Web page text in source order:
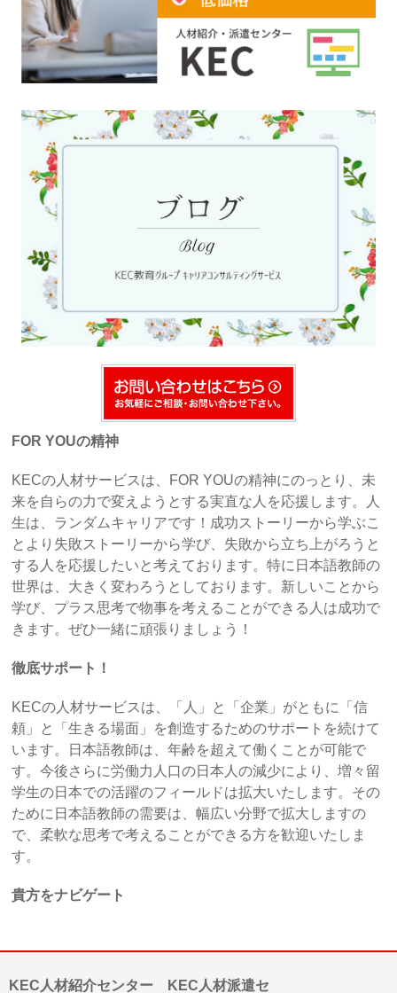
FOR YOUの精神
KECの人材サービスは、FOR YOUの精神にのっとり、未
来を自らの力で変えようとする実直な人を応援します。人
生は、ランダムキャリアです！成功ストーリーから学ぶこ
とより失敗ストーリーから学び、失敗から立ち上がろうと
する人を応援したいと考えております。特に日本語教師の
世界は、大きく変わろうとしております。新しいことから
学び、プラス思考で物事を考えることができる人は成功で
きます。ぜひ一緒に頑張りましょう！
徹底サポート！
KECの人材サービスは、「人」と「企業」がともに「信
頼」と「生きる場面」を創造するためのサポートを続けて
います。日本語教師は、年齢を超えて働くことが可能で
す。今後さらに労働力人口の日本人の減少により、増々留
学生の日本での活躍のフィールドは拡大いたします。その
ために日本語教師の需要は、幅広い分野で拡大しますの
で、柔軟な思考で考えることができる方を歓迎いたしま
す。
貴方をナビゲート
KEC人材紹介センター KEC人材派遣セ